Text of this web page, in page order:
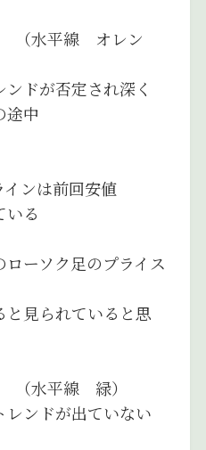
水平線 オレン
ドが否定され深く
途中
ンは前回安値
いる
ーソク足のプライス
と見られていると思
水平線 緑）
レンドが出ていない